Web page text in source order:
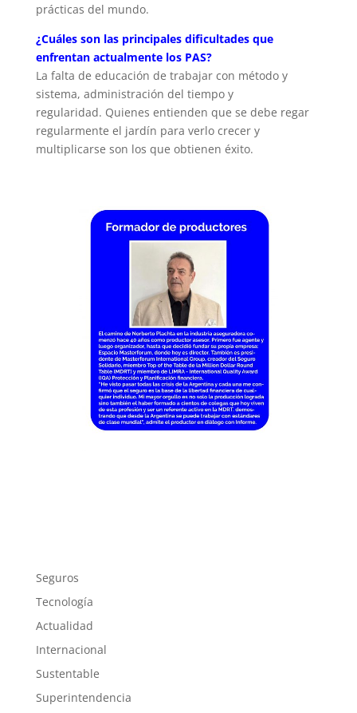
prácticas del mundo.
¿Cuáles son las principales dificultades que
enfrentan actualmente los PAS?
La falta de educación de trabajar con método y
sistema, administración del tiempo y
regularidad. Quienes entienden que se debe regar
regularmente el jardín para verlo crecer y
multiplicarse son los que obtienen éxito.
Seguros
Tecnología
Actualidad
Internacional
Sustentable
Superintendencia